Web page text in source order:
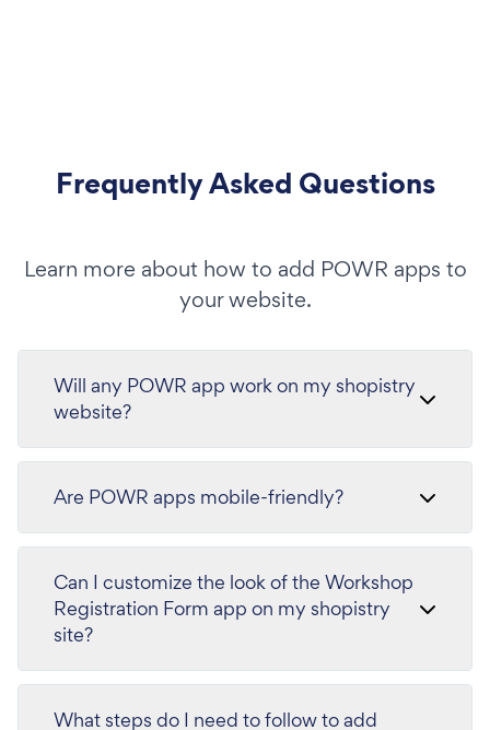
Frequently Asked Questions
Learn more about how to add POWR apps to
your website.
Will any POWR app work on my shopistry
website?
Are POWR apps mobile-friendly?
Can I customize the look of the Workshop
Registration Form app on my shopistry
site?
What steps do I need to follow to add